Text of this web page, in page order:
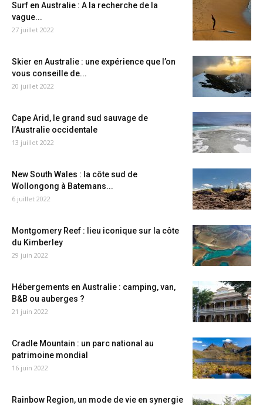
Surf en Australie : A la recherche de la
vague...
27 juillet 2022
Skier en Australie : une expérience que l’on
vous conseille de...
20 juillet 2022
Cape Arid, le grand sud sauvage de
l’Australie occidentale
13 juillet 2022
New South Wales : la côte sud de
Wollongong à Batemans...
6 juillet 2022
Montgomery Reef : lieu iconique sur la côte
du Kimberley
29 juin 2022
Hébergements en Australie : camping, van,
B&B ou auberges ?
21 juin 2022
Cradle Mountain : un parc national au
patrimoine mondial
16 juin 2022
Rainbow Region, un mode de vie en synergie